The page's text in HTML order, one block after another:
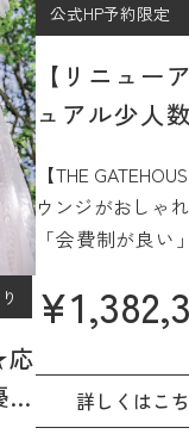
応
公式HP予約限定
【リニュ
ュアル少人
【THE
ウンジがおしゃ
「会費制が良
過ごしたい」
そんなご希望
15階、名古屋を
間で実現☆
¥
詳しくはこ